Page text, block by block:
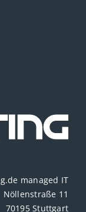
managed IT
Nöllenstraße 11
70195 Stuttgart